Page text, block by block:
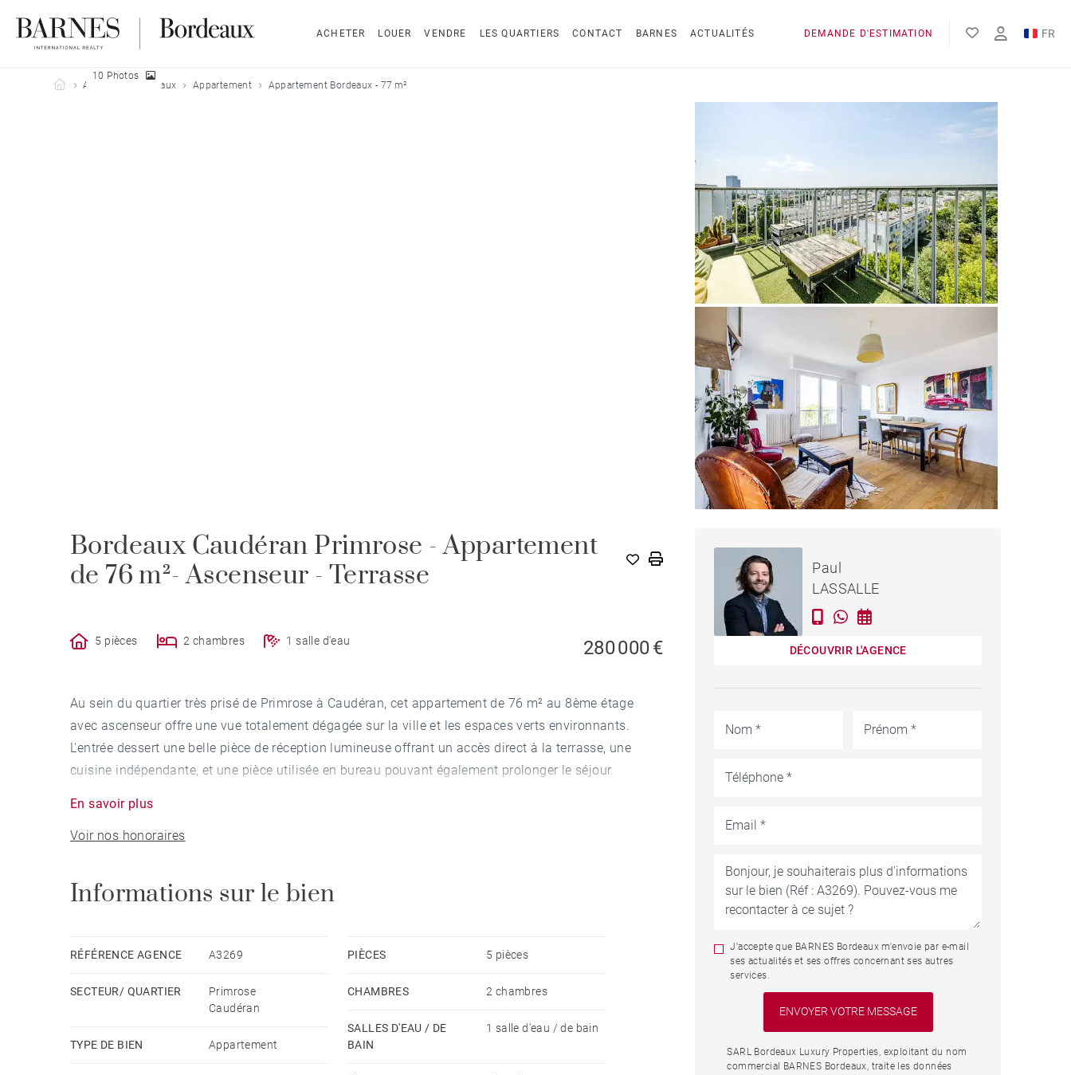
ACHETER LOUER VENDRE LES QUARTIERS CONTACT BARNES ACTUALITÉS DEMANDE D'ESTIMATION
FR
Barnes Bordeaux
Acheter Bordeaux Appartement Appartement Bordeaux - 77 m²
10 Photos
Bordeaux Caudéran Primrose - Appartement
de 76 m²- Ascenseur - Terrasse
5 pièces 2 chambres 1 salle d'eau 280 000 €
Au sein du quartier très prisé de Primrose à Caudéran, cet appartement de 76 m² au 8ème étage
avec ascenseur offre une vue totalement dégagée sur la ville et les espaces verts environnants.
L'entrée dessert une belle pièce de réception lumineuse offrant un accès direct à la terrasse, une
cuisine indépendante, et une pièce utilisée en bureau pouvant également prolonger le séjour.
Une possibilité de stationnement au sein de la résidence sécurisée ainsi qu'une cave complètent ce
bien.
En savoir plus
Voir nos honoraires
Informations sur le bien
RÉFÉRENCE AGENCE A3269
SECTEUR/ QUARTIER
Primrose
Caudéran
TYPE DE BIEN Appartement
PIÈCES 5 pièces
CHAMBRES 2 chambres
SALLES D'EAU / DE
BAIN
1 salle d'eau / de bain
APPARTEMENT BORDEAUX
- 77 M²Paul
LASSALLE
DÉCOUVRIR L'AGENCE
J'accepte que BARNES Bordeaux m'envoie par e-mail
ses actualités et ses offres concernant ses autres
services.
SARL Bordeaux Luxury Properties, exploitant du nom
commercial BARNES Bordeaux, traite les données